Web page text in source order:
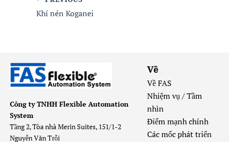
Khí nén Koganei
Công ty TNHH Flexible Automation
System
Tầng 2, Tòa nhà Merin Suites, 151/1-2
Nguyễn Văn Trỗi
Về
Về FAS
Nhiệm vụ / Tầm
nhìn
Điểm mạnh chính
Các mốc phát triển